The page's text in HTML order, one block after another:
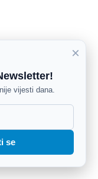
×
vijesti dana.
se